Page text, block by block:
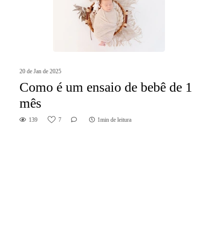
20 de Jan de 2025
Como é um ensaio de bebê de 1
mês
139 7 1min de leitura